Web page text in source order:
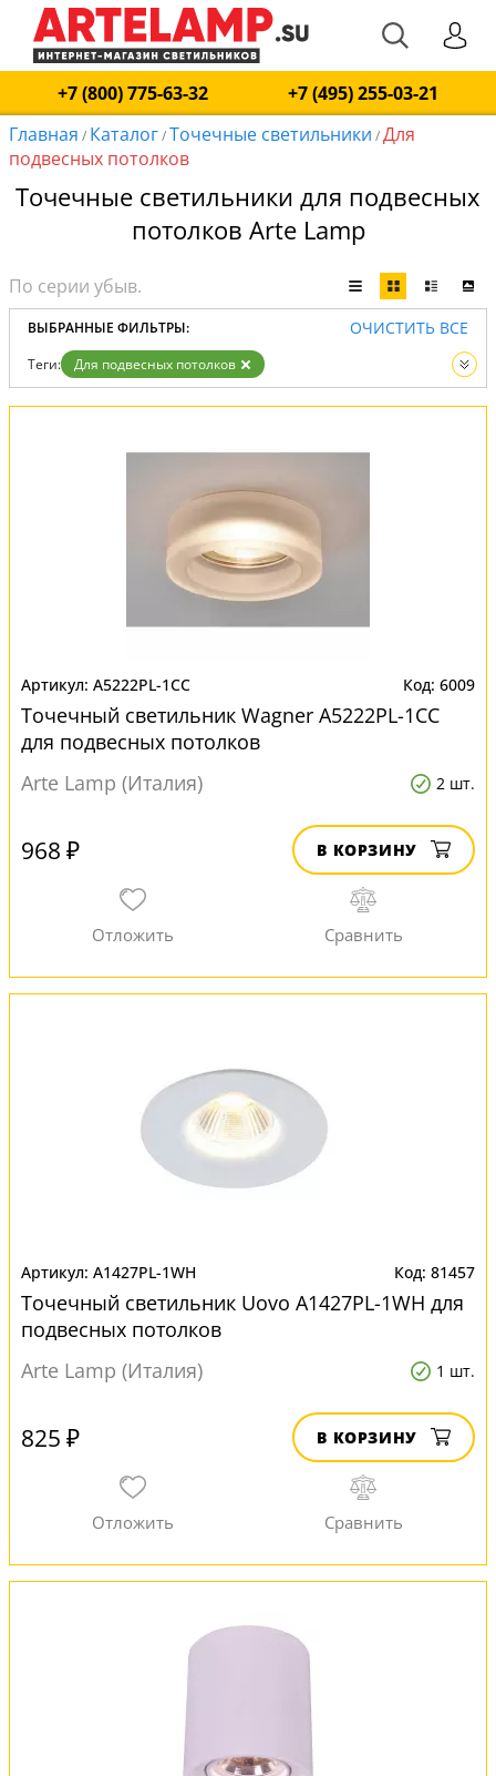
+7 (800) 775-63-32
+7 (495) 255-03-21
Главная / Каталог/Точечные светильники /Для
подвесных потолков
Точечные светильники для подвесных
потолков Arte Lamp
ВЫБРАННЫЕ ФИЛЬТРЫ: ОЧИСТИТЬ ВСЕ
Теги:
Для подвесных потолков
Вид:
Точечные светильники
A5222PL-1CC 6009
Точечный светильник Wagner A5222PL-1CC
для подвесных потолков
Arte Lamp (Италия)
2 шт.
968 ₽ В КОРЗИНУ
A1427PL-1WH 81457
Точечный светильник Uovo A1427PL-1WH для
подвесных потолков
Arte Lamp (Италия)
1 шт.
825 ₽ В КОРЗИНУ